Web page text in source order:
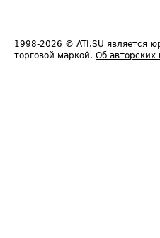
1998-2026 © ATI.SU является
торговой маркой. Об авторских